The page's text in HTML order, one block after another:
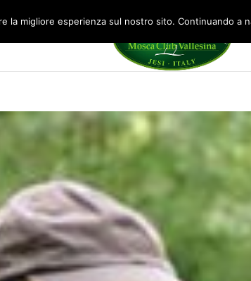
la migliore esperienza sul nostro sito. Continuando a